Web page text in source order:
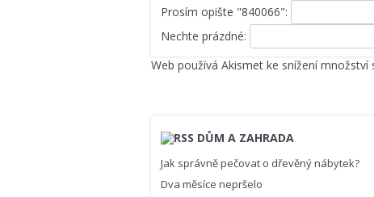
Prosím opište "840066":
Nechte prázdné:
Web používá Akismet ke snížení množství
DŮM A ZAHRADA
Jak správně pečovat o dřevěný nábytek?
Dva měsíce nepršelo